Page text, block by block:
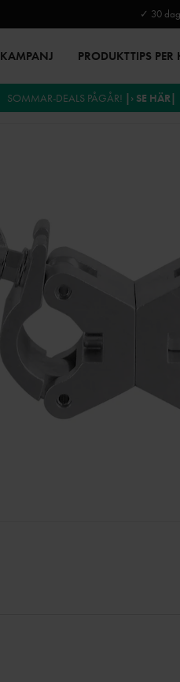
✓ 30
KAMPANJ PRODUKTTIPS
SOMMAR-DEALS PÅGÅR! |› SE HÄR|